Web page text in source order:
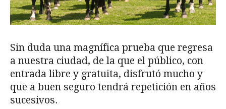
Sin duda una magnífica prueba que regresa
a nuestra ciudad, de la que el público, con
entrada libre y gratuita, disfrutó mucho y
que a buen seguro tendrá repetición en años
sucesivos.